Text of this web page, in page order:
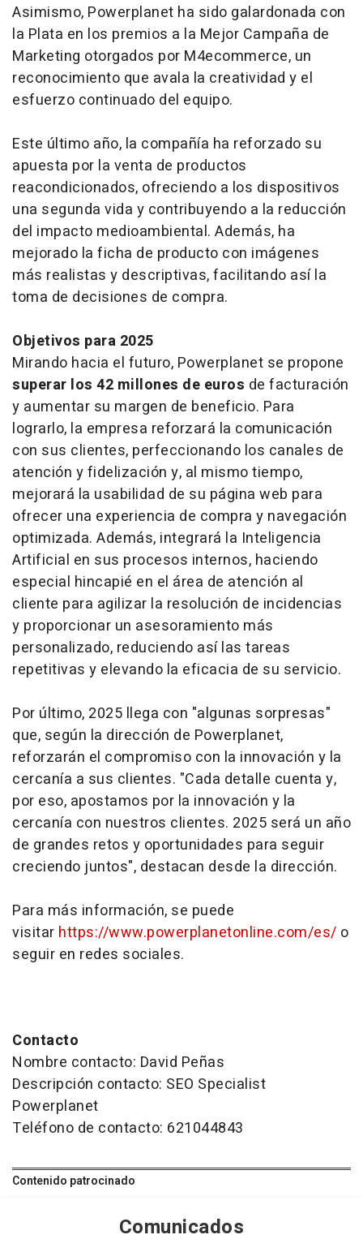
Asimismo, Powerplanet ha sido galardonada con
la Plata en los premios a la Mejor Campaña de
Marketing otorgados por M4ecommerce, un
reconocimiento que avala la creatividad y el
esfuerzo continuado del equipo.
Este último año, la compañía ha reforzado su
apuesta por la venta de productos
reacondicionados, ofreciendo a los dispositivos
una segunda vida y contribuyendo a la reducción
del impacto medioambiental. Además, ha
mejorado la ficha de producto con imágenes
más realistas y descriptivas, facilitando así la
toma de decisiones de compra.
Objetivos para 2025
Mirando hacia el futuro, Powerplanet se propone
superar los 42 millones de euros de facturación
y aumentar su margen de beneficio. Para
lograrlo, la empresa reforzará la comunicación
con sus clientes, perfeccionando los canales de
atención y fidelización y, al mismo tiempo,
mejorará la usabilidad de su página web para
ofrecer una experiencia de compra y navegación
optimizada. Además, integrará la Inteligencia
Artificial en sus procesos internos, haciendo
especial hincapié en el área de atención al
cliente para agilizar la resolución de incidencias
y proporcionar un asesoramiento más
personalizado, reduciendo así las tareas
repetitivas y elevando la eficacia de su servicio.
Por último, 2025 llega con "algunas sorpresas"
que, según la dirección de Powerplanet,
reforzarán el compromiso con la innovación y la
cercanía a sus clientes. "Cada detalle cuenta y,
por eso, apostamos por la innovación y la
cercanía con nuestros clientes. 2025 será un año
de grandes retos y oportunidades para seguir
creciendo juntos", destacan desde la dirección.
Para más información, se puede
visitar https://www.powerplanetonline.com/es/ o
seguir en redes sociales.
Contacto
Nombre contacto: David Peñas
Descripción contacto: SEO Specialist
Powerplanet
Teléfono de contacto: 621044843
Contenido patrocinado
Comunicados